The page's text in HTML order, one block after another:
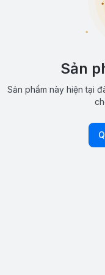
Sản
Sản phẩm này hiện tại